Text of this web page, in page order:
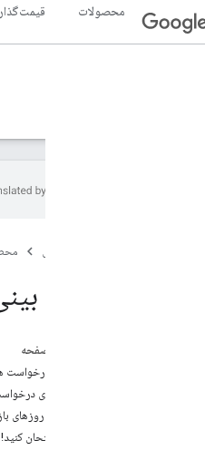
محصولات
صفحه اصلی
پیش
در این صفحه
درباره درخواست
نمونه های
تعداد
آن را امتحان کنید!